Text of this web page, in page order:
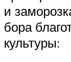
и
бора
культуры: